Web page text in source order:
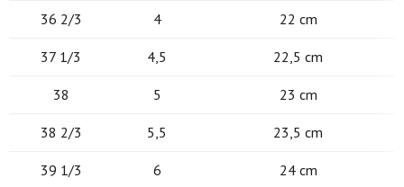
36 2/3 4 22 cm
37 1/3 4,5 22,5 cm
38 5 23 cm
38 2/3 5,5 23,5 cm
39 1/3 6 24 cm